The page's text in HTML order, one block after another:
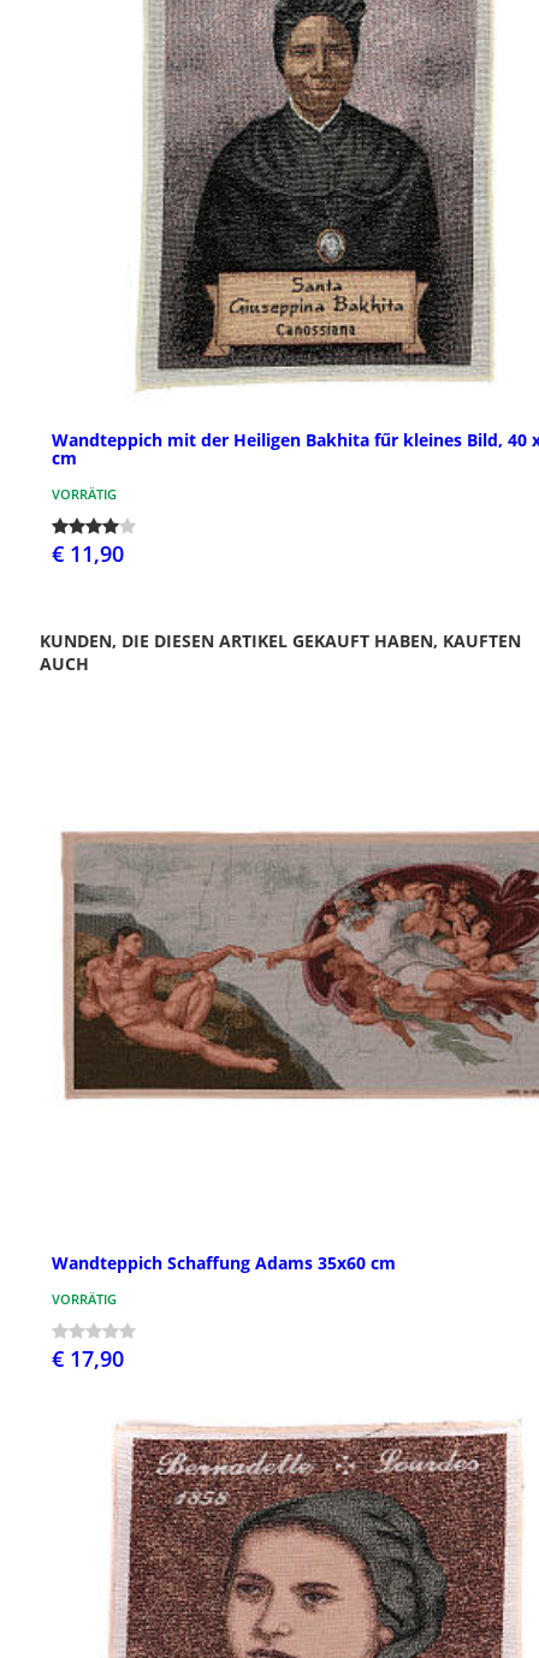
Wandteppich mit der Heiligen Bakhita fűr kleines Bild, 40
cm
VORRÄTIG
€ 11,90
KUNDEN, DIE DIESEN ARTIKEL GEKAUFT HABEN, KAUFTEN
AUCH
Wandteppich Schaffung Adams 35x60 cm
VORRÄTIG
€ 17,90